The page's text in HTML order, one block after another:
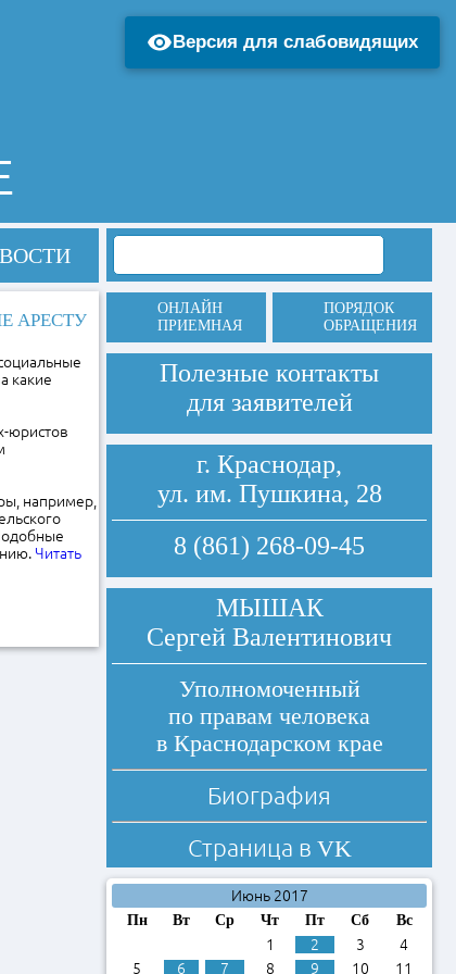
АРЕСТУ
какие
юристов
например,
Читать
ОНЛАЙН
ПРИЕМНАЯ
ПОРЯДОК
ОБРАЩЕНИЯ
Полезные контакты
для заявителей
г. Краснодар,
ул. им. Пушкина, 28
8 (861) 268-09-45
МЫШАК
Сергей Валентинович
Уполномоченный
по правам человека
в Краснодарском крае
Биография
Страница в VK
Июнь 2017
Пн Вт Ср Чт Пт Сб Вс
1 2 3
4
5
6 7 8 9 10 11
Версия для слабовидящих